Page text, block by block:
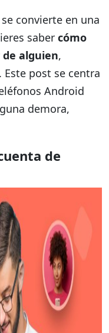
convierte en una
saber cómo
alguien,
post se centra
Android
demora,
de